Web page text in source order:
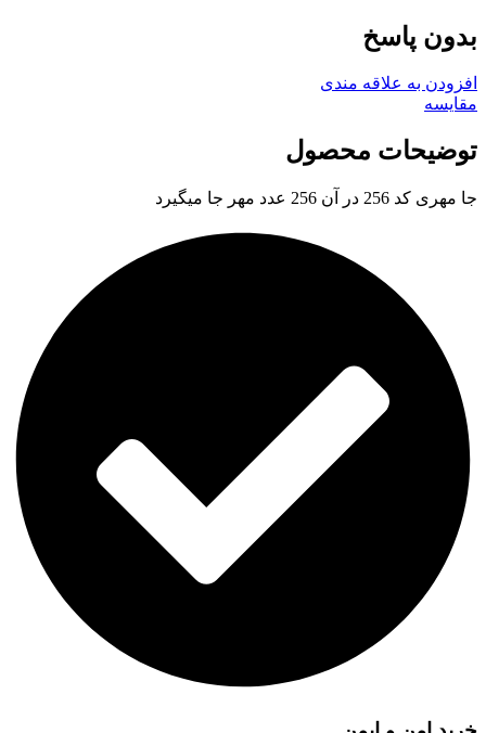
بدون پاسخ
افزودن به علاقه مندی
مقايسه
توضیحات محصول
جا مهری کد 256 در آن 256 عدد مهر جا میگیرد